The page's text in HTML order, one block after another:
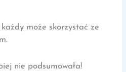
może skorzystać ze
nie podsumowała!